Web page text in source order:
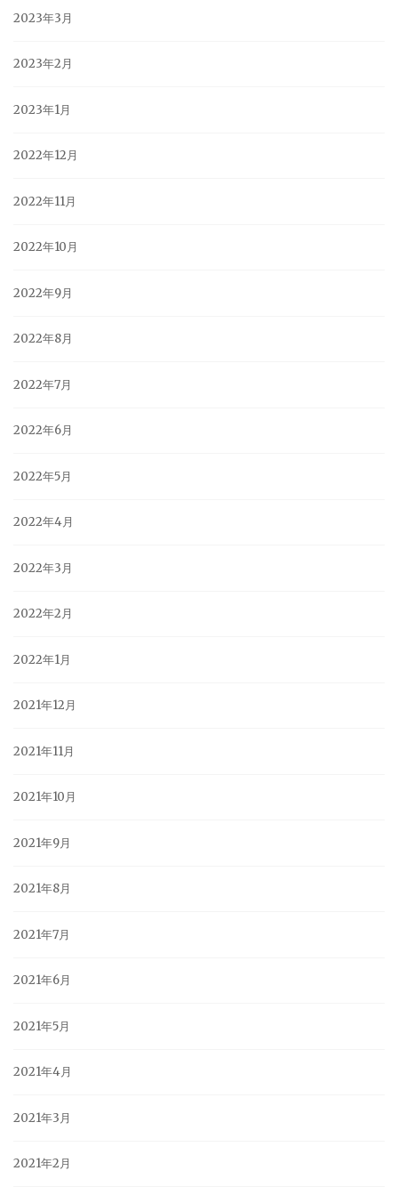
2023年3月
2023年2月
2023年1月
2022年12月
2022年11月
2022年10月
2022年9月
2022年8月
2022年7月
2022年6月
2022年5月
2022年4月
2022年3月
2022年2月
2022年1月
2021年12月
2021年11月
2021年10月
2021年9月
2021年8月
2021年7月
2021年6月
2021年5月
2021年4月
2021年3月
2021年2月